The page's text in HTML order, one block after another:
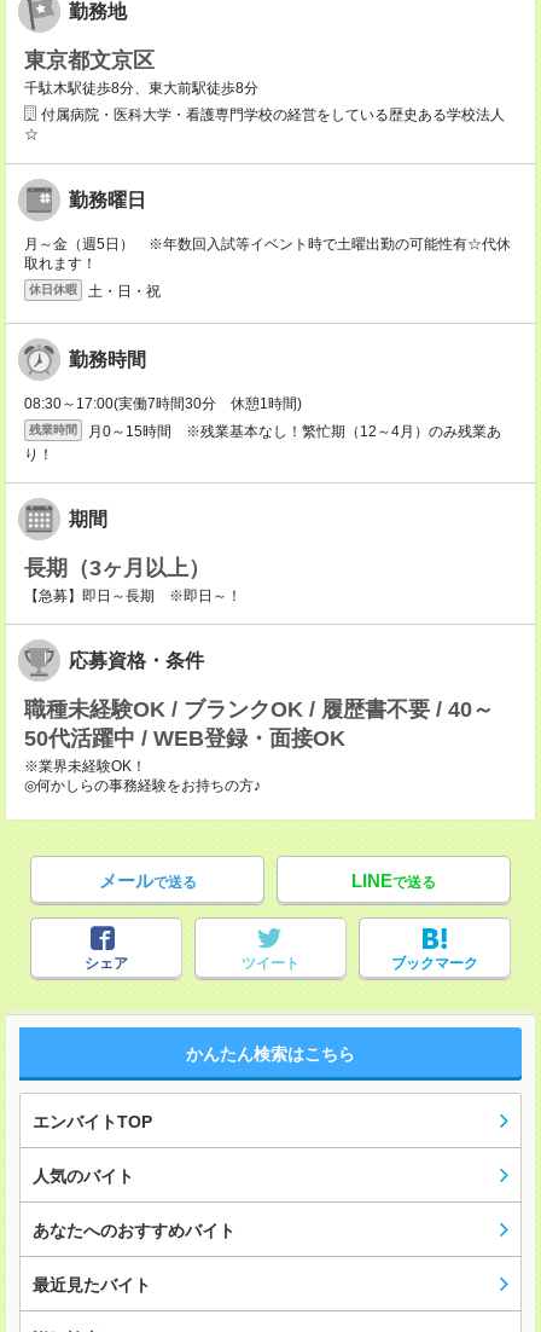
勤務地
東京都文京区
千駄木駅徒歩8分、東大前駅徒歩8分
付属病院・医科大学・看護専門学校の経営をしている歴史ある学校法人
☆
勤務曜日
月～金（週5日） ※年数回入試等イベント時で土曜出勤の可能性有☆代休
取れます！
休日休暇 土・日・祝
勤務時間
08:30～17:00(実働7時間30分 休憩1時間)
残業時間
月0～15時間 ※残業基本なし！繁忙期（12～4月）のみ残業あ
り！
期間
長期（3ヶ月以上）
【急募】即日～長期 ※即日～！
応募資格・条件
職種未経験OK / ブランクOK / 履歴書不要 / 40～
50代活躍中 / WEB登録・面接OK
※業界未経験OK！
◎何かしらの事務経験をお持ちの方♪
メールで送る LINEで送る
シェア ツイート ブックマーク
かんたん検索はこちら
エンバイトTOP
人気のバイト
あなたへのおすすめバイト
最近見たバイト